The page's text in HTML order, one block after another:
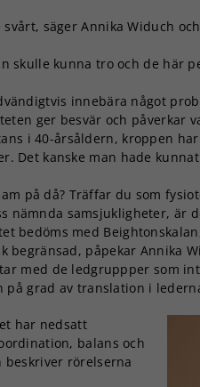
säger Annika Widuch
skulle kunna tro och de här
innebära något
ger besvär och påverkar
i 40-årsåldern, kroppen
Det kanske man hade
på då? Träffar du som
nämnda samsjukligheter, är
bedöms med
begränsad, påpekar Annika
med de ledgruppper som
grad av translation i
har nedsatt
balans och
beskriver rörelserna